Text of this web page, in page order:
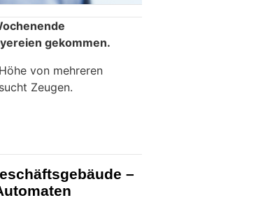
gekommen.
von mehreren
Zeugen.
–